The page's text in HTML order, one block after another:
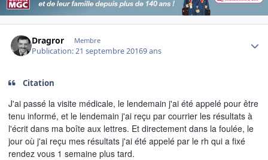
Dragror Membre
Publication:21 septembre 20169 ans
Citation
J'ai passé la visite médicale, le lendemain j'ai été appelé pour être
tenu informé, et le lendemain j'ai reçu par courrier les résultats à
l'écrit dans ma boîte aux lettres. Et directement dans la foulée, le
jour où j'ai reçu mes résultats j'ai été appelé par le rh qui a fixé
rendez vous 1 semaine plus tard.